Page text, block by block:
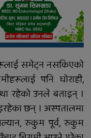
समेट्न नसकिएको
पनि घोराही,
रहेको उनले बताइन् ।
छन् । अस्पतालमा
रुकुम पूर्व, रुकुम